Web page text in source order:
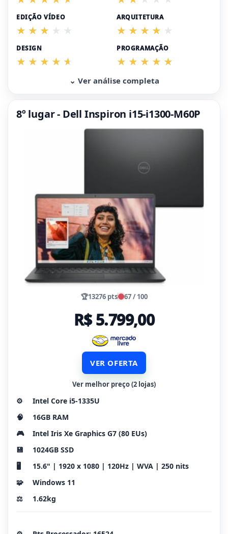
EDIÇÃO VÍDEO ARQUITETURA
DESIGN PROGRAMAÇÃO
⌄ Ver análise completa
8º lugar - Dell Inspiron i15-i1300-M60P
🏆13276 pts 67 / 100
R$ 5.799,00
VER OFERTA
Ver melhor preço (2 lojas)
⚙️
Intel Core i5-1335U
🧠
16GB RAM
🎮
Intel Iris Xe Graphics G7 (80 EUs)
💾
1024GB SSD
🖥️
15.6" | 1920 x 1080 | 120Hz | WVA | 250 nits
🧩
Windows 11
⚖️
1.62kg